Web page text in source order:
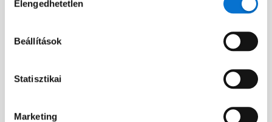
kiválasztása
Elengedhetetlen
Beállítások
Statisztikai
Marketing
Barion Metrics
Fejlesztőknek